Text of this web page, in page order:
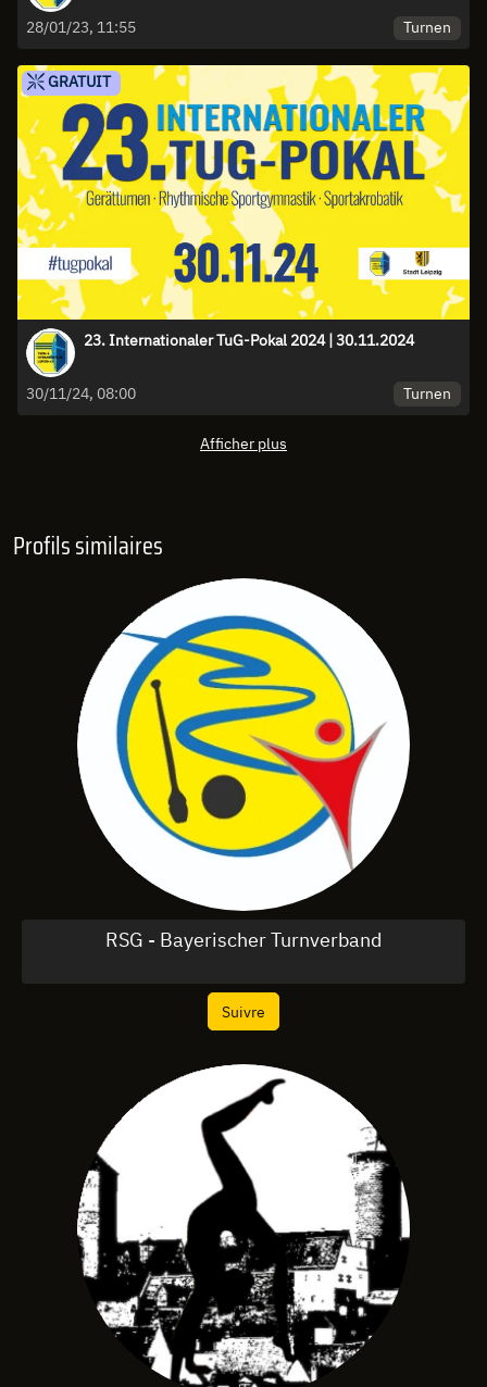
28/01/23, 11:55 Turnen
GRATUIT
23. Internationaler TuG-Pokal 2024 | 30.11.2024
30/11/24, 08:00 Turnen
Afficher plus
Profils similaires
RSG - Bayerischer Turnverband
Suivre